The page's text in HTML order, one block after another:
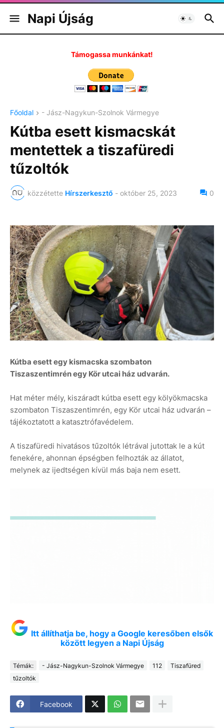
Napi Újság
Támogassa munkánkat!
Főoldal - Jász-Nagykun-Szolnok Vármegye
Kútba esett kismacskát
mentettek a tiszafüredi
tűzoltók
közzétette Hírszerkesztő - október 25, 2023 0
Kútba esett egy kismacska szombaton
Tiszaszentimrén egy Kör utcai ház udvarán.
Hat méter mély, kiszáradt kútba esett egy kölyökmacska
szombaton Tiszaszentimrén, egy Kör utcai ház udvarán –
tájékoztatott a katasztrófavédelem.
A tiszafüredi hivatásos tűzoltók létrával jutottak le a kút
fenekére, ahonnan épségben felhozták az állatot,
melynek az ijedtségen kívül más baja nem esett.
Itt állíthatja be, hogy a Google keresőben elsők
között legyen a Napi Újság
Témák: - Jász-Nagykun-Szolnok Vármegye 112
Tiszafüred
tűzoltók
Facebook